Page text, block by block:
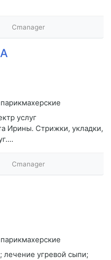
Cmanager
услуг
Ирины. Стрижки, укладки,
Cmanager
лечение угревой сыпи;